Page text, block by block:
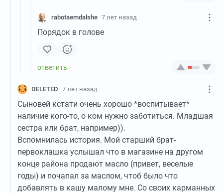
rabotaemdalshe 7 лет назад
Порядок в голове
DELETED 7 лет назад
Сыновей кстати очень хорошо *воспитывает*
наличие кого-то, о ком нужно заботиться. Младшая
сестра или брат, например)).
Вспомнилась история. Мой старший брат-
первоклашка услышал что в магазине на другом
конце района продают масло (привет, веселые
годы) и почапал за маслом, чтоб было что
добавлять в кашу малому мне. Со своих карманных